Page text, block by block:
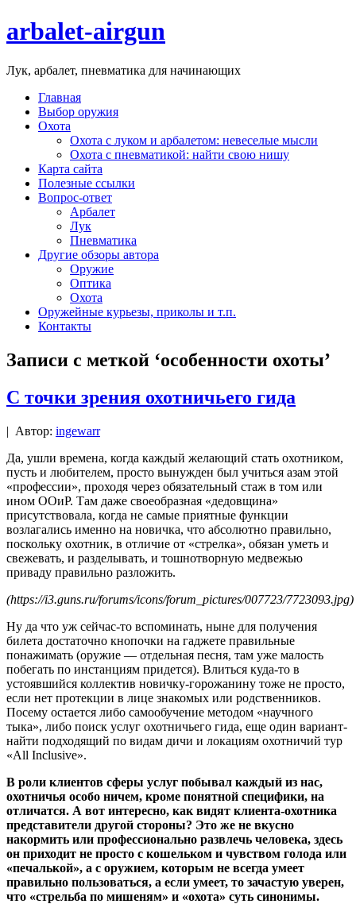
arbalet-airgun
Лук, арбалет, пневматика для начинающих
Главная
Выбор оружия
Охота
Охота с луком и арбалетом: невеселые мысли
Охота с пневматикой: найти свою нишу
Карта сайта
Полезные ссылки
Вопрос-ответ
Арбалет
Лук
Пневматика
Другие обзоры автора
Оружие
Оптика
Охота
Оружейные курьезы, приколы и т.п.
Контакты
Записи с меткой ‘особенности охоты’
С точки зрения охотничьего гида
| Автор: ingewarr
Да, ушли времена, когда каждый желающий стать охотником,
пусть и любителем, просто вынужден был учиться азам этой
«профессии», проходя через обязательный стаж в том или
ином ООиР. Там даже своеобразная «дедовщина»
присутствовала, когда не самые приятные функции
возлагались именно на новичка, что абсолютно правильно,
поскольку охотник, в отличие от «стрелка», обязан уметь и
свежевать, и разделывать, и тошнотворную медвежью
приваду правильно разложить.
(https://i3.guns.ru/forums/icons/forum_pictures/007723/7723093.jpg)
Ну да что уж сейчас-то вспоминать, ныне для получения
билета достаточно кнопочки на гаджете правильные
понажимать (оружие — отдельная песня, там уже малость
побегать по инстанциям придется). Влиться куда-то в
устоявшийся коллектив новичку-горожанину тоже не просто,
если нет протекции в лице знакомых или родственников.
Посему остается либо самообучение методом «научного
тыка», либо поиск услуг охотничьего гида, еще один вариант-
найти подходящий по видам дичи и локациям охотничий тур
«All Inclusive».
В роли клиентов сферы услуг побывал каждый из нас,
охотничья особо ничем, кроме понятной специфики, на
отличатся. А вот интересно, как видят клиента-охотника
представители другой стороны? Это же не вкусно
накормить или профессионально развлечь человека, здесь
он приходит не просто с кошельком и чувством голода или
«печалькой», а с оружием, которым не всегда умеет
правильно пользоваться, а если умеет, то зачастую уверен,
что «стрельба по мишеням» и «охота» суть синонимы.